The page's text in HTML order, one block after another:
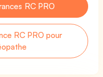
RC PRO
RC PRO pour